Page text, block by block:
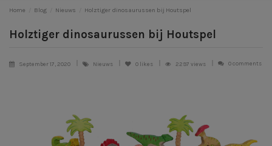
Home Blog Nieuws Holztiger dinosaurussen bij Houtspel
Holztiger dinosaurussen bij Houtspel
September 17, 2020 Nieuws 0 likes 2297 views 0 comments